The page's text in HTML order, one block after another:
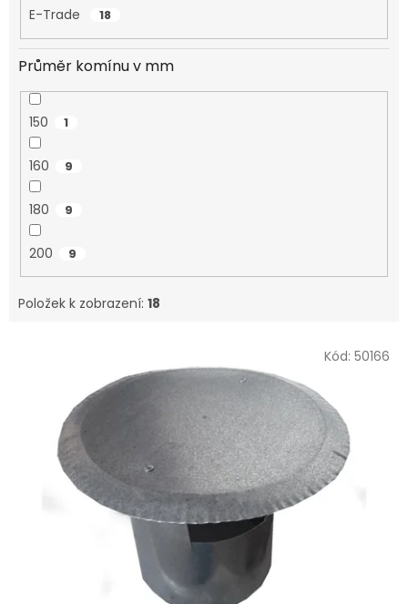
E-Trade 18
Průměr komínu v mm
150 1
160 9
180 9
200 9
Položek k zobrazení: 18
Kód: 50166